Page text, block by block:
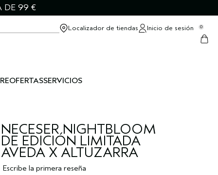
DE 99 €
Localizador de tiendas Inicio de sesión 0
OFERTASSERVICIOS
NECESER NIGHTBLOOM
DE EDICIÓN LIMITADA
AVEDA X ALTUZARRA
Escribe la primera reseña